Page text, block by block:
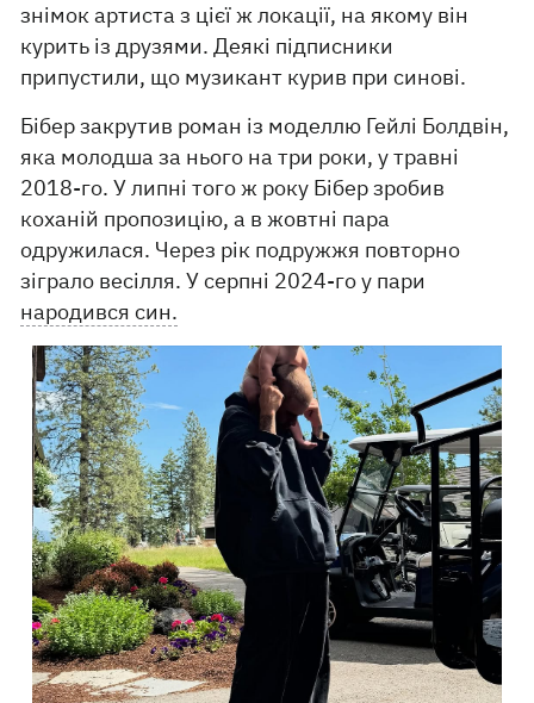
знімок артиста з цієї ж локації, на якому він
курить із друзями. Деякі підписники
припустили, що музикант курив при синові.
Бібер закрутив роман із моделлю Гейлі Болдвін,
яка молодша за нього на три роки, у травні
2018-го. У липні того ж року Бібер зробив
коханій пропозицію, а в жовтні пара
одружилася. Через рік подружжя повторно
зіграло весілля. У серпні 2024-го у пари
народився син.